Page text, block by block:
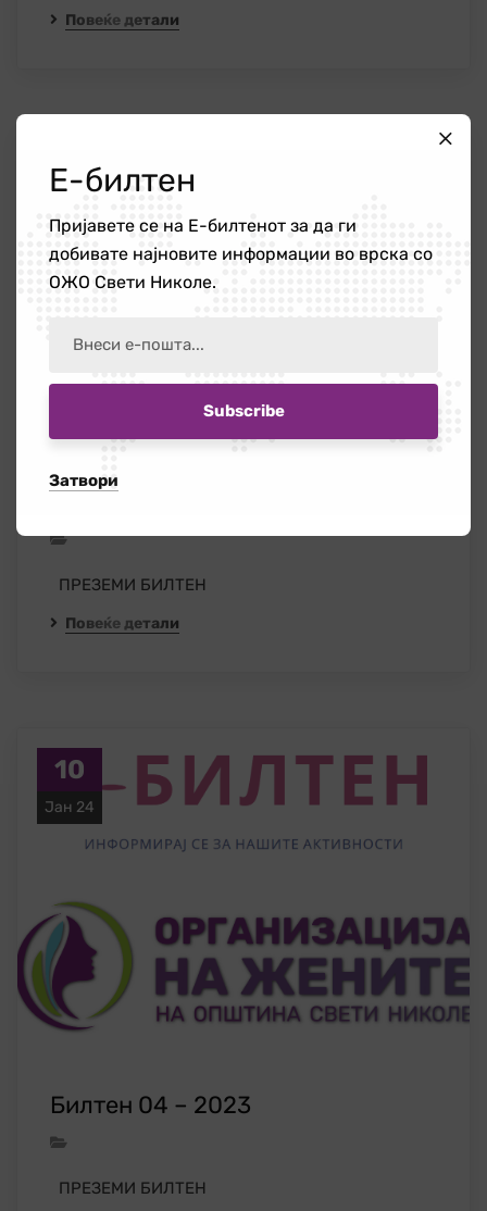
Повеќе детали
05
ПРЕЗЕМИ БИЛТЕН
Повеќе детали
10
Јан 24
Билтен 04 – 2023
ПРЕЗЕМИ БИЛТЕН
Е-билтен
Пријавете се на Е-билтенот за да ги
добивате најновите информации во врска со
ОЖО Свети Николе.
Затвори